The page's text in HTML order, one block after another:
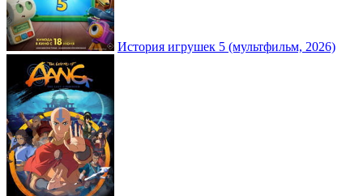
История игрушек 5 (мультфильм, 2026)